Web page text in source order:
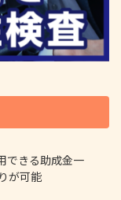
できる助成金一
が可能